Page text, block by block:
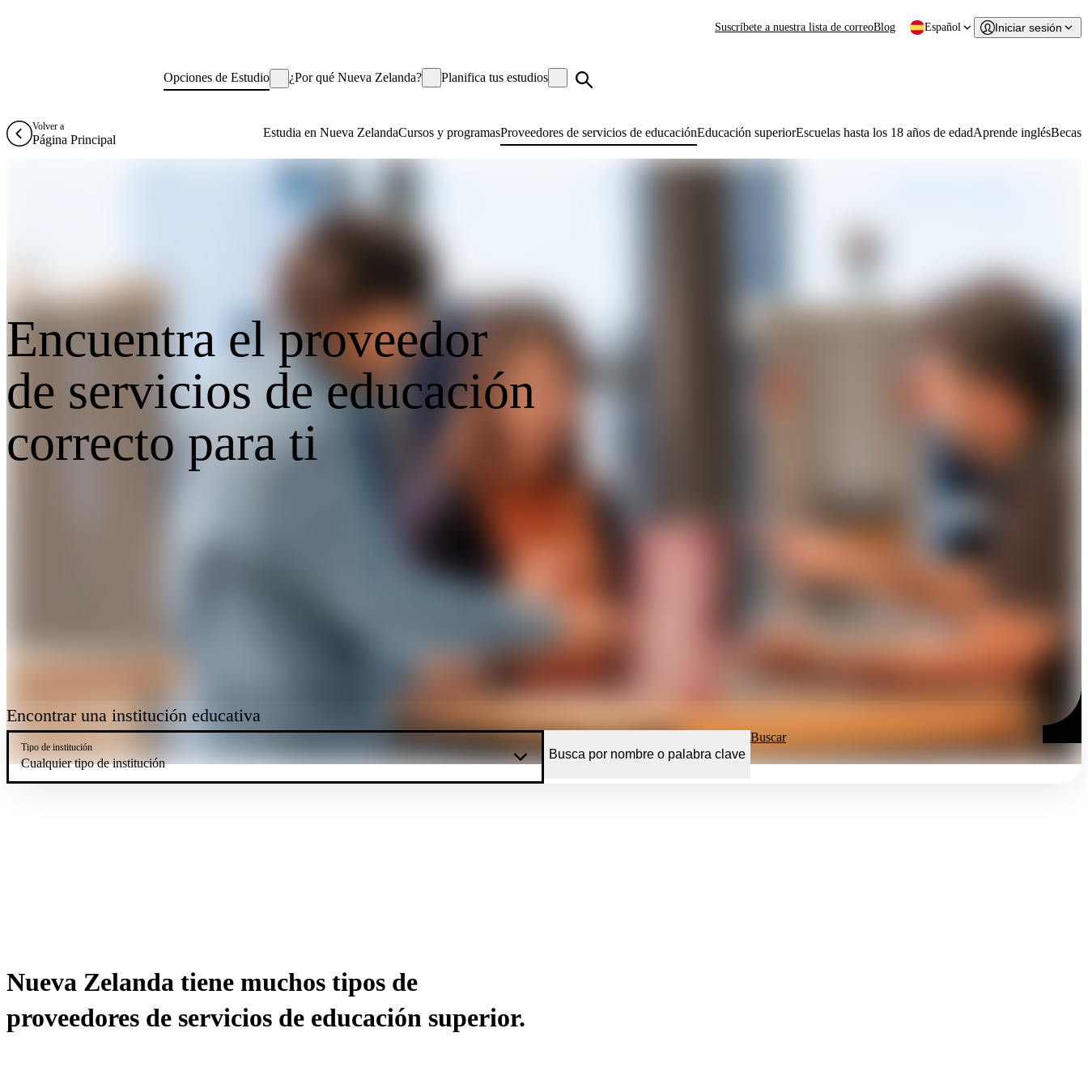
Suscríbete a nuestra lista de correoBlog Español Iniciar sesión
Opciones de Estudio ¿Por qué Nueva Zelanda? Planifica tus estudios
Volver a
Página Principal Estudia en Nueva ZelandaCursos y programasProveedores de servicios de educaciónEducación superiorEscuelas hasta los 18 años de edadAprende inglésBecas
Encuentra el proveedor
de servicios de educación
correcto para ti
Encontrar una institución educativa
Tipo de institución
Cualquier tipo de institución
Buscar
Nueva Zelanda tiene muchos tipos de
proveedores de servicios de educación superior.